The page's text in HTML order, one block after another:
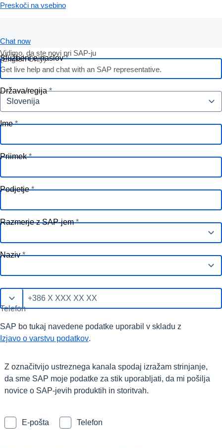
Preskoči na vsebino
Chat now
(English Only)
Get live help and chat with an SAP representative.‎
Vidimo, da ste novi pri SAP-ju
Službeni e-naslov
Država/regija
Slovenija
Ime
Priimek
Podjetje
Razmerje z SAP-jem
Naziv
Telefon
SAP bo tukaj navedene podatke uporabil v skladu z
Izjavo o varstvu podatkov.
Z označitvijo ustreznega kanala spodaj izražam strinjanje,
da sme SAP moje podatke za stik uporabljati, da mi pošilja
novice o SAP-jevih produktih in storitvah.
E-pošta Telefon